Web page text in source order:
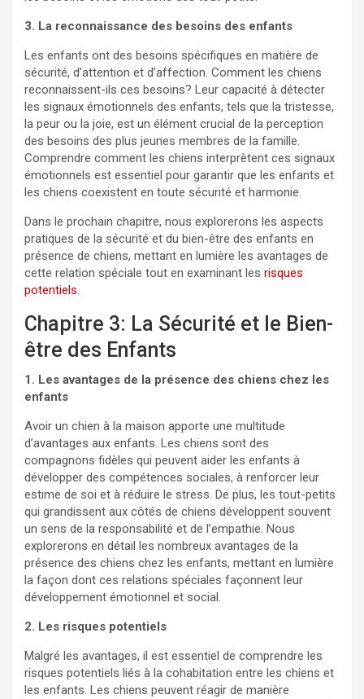
3. La reconnaissance des besoins des enfants
Les enfants ont des besoins spécifiques en matière de
sécurité, d’attention et d’affection. Comment les chiens
reconnaissent-ils ces besoins? Leur capacité à détecter
les signaux émotionnels des enfants, tels que la tristesse,
la peur ou la joie, est un élément crucial de la perception
des besoins des plus jeunes membres de la famille.
Comprendre comment les chiens interprètent ces signaux
émotionnels est essentiel pour garantir que les enfants et
les chiens coexistent en toute sécurité et harmonie.
Dans le prochain chapitre, nous explorerons les aspects
pratiques de la sécurité et du bien-être des enfants en
présence de chiens, mettant en lumière les avantages de
cette relation spéciale tout en examinant les risques
potentiels.
Chapitre 3: La Sécurité et le Bien-
être des Enfants
1. Les avantages de la présence des chiens chez les
enfants
Avoir un chien à la maison apporte une multitude
d’avantages aux enfants. Les chiens sont des
compagnons fidèles qui peuvent aider les enfants à
développer des compétences sociales, à renforcer leur
estime de soi et à réduire le stress. De plus, les tout-petits
qui grandissent aux côtés de chiens développent souvent
un sens de la responsabilité et de l’empathie. Nous
explorerons en détail les nombreux avantages de la
présence des chiens chez les enfants, mettant en lumière
la façon dont ces relations spéciales façonnent leur
développement émotionnel et social.
2. Les risques potentiels
Malgré les avantages, il est essentiel de comprendre les
risques potentiels liés à la cohabitation entre les chiens et
les enfants. Les chiens peuvent réagir de manière